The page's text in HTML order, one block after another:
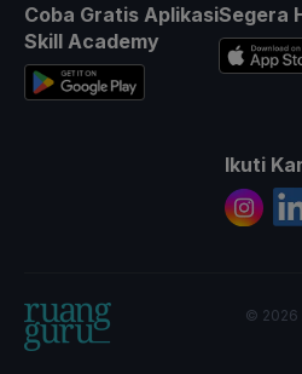
Coba Gratis Aplikasi
Skill Academy
Segera
Ikuti
© 2026